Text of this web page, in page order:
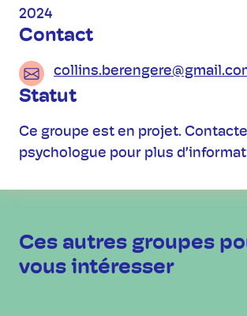
2024
Contact
Statut
Ce groupe est en projet.
psychologue pour plus
Ces autres groupes
vous intéresser